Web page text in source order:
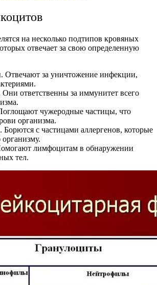
на несколько подтипов кровяных
отвечает за свою определенную
. Отвечают за уничтожение инфекции,
Они ответственны за иммунитет всего
чужеродные частицы, что
организма.
. Борются с частицами аллергенов, которые
организму.
лимфоцитам в обнаружении
тел.